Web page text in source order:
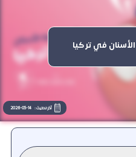
في تركيا
آخر تحديث : 2026-05-14